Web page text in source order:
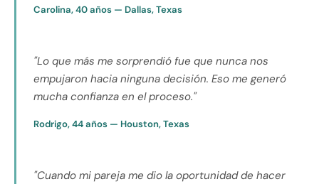
Carolina, 40 años — Dallas, Texas
"Lo que más me sorprendió fue que nunca nos
empujaron hacia ninguna decisión. Eso me generó
mucha confianza en el proceso."
Rodrigo, 44 años — Houston, Texas
"Cuando mi pareja me dio la oportunidad de hacer